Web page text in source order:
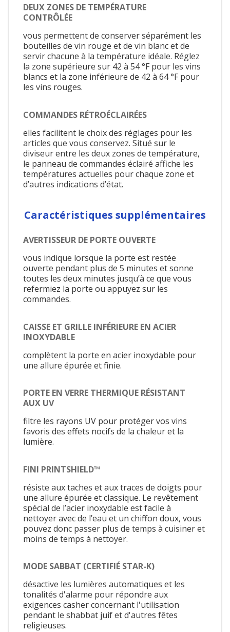
DEUX ZONES DE TEMPÉRATURE
CONTRÔLÉE
vous permettent de conserver séparément les
bouteilles de vin rouge et de vin blanc et de
servir chacune à la température idéale. Réglez
la zone supérieure sur 42 à 54 °F pour les vins
blancs et la zone inférieure de 42 à 64 °F pour
les vins rouges.
COMMANDES RÉTROÉCLAIRÉES
elles facilitent le choix des réglages pour les
articles que vous conservez. Situé sur le
diviseur entre les deux zones de température,
le panneau de commandes éclairé affiche les
températures actuelles pour chaque zone et
d’autres indications d’état.
Caractéristiques supplémentaires
AVERTISSEUR DE PORTE OUVERTE
vous indique lorsque la porte est restée
ouverte pendant plus de 5 minutes et sonne
toutes les deux minutes jusqu’à ce que vous
refermiez la porte ou appuyez sur les
commandes.
CAISSE ET GRILLE INFÉRIEURE EN ACIER
INOXYDABLE
complètent la porte en acier inoxydable pour
une allure épurée et finie.
PORTE EN VERRE THERMIQUE RÉSISTANT
AUX UV
filtre les rayons UV pour protéger vos vins
favoris des effets nocifs de la chaleur et la
lumière.
FINI PRINTSHIELD™
résiste aux taches et aux traces de doigts pour
une allure épurée et classique. Le revêtement
spécial de l’acier inoxydable est facile à
nettoyer avec de l’eau et un chiffon doux, vous
pouvez donc passer plus de temps à cuisiner et
moins de temps à nettoyer.
MODE SABBAT (CERTIFIÉ STAR-K)
désactive les lumières automatiques et les
tonalités d'alarme pour répondre aux
exigences casher concernant l'utilisation
pendant le shabbat juif et d'autres fêtes
religieuses.